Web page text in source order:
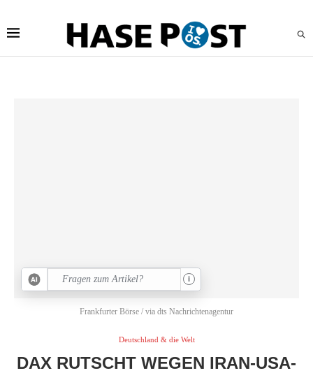
Frankfurter Börse / via dts Nachrichtenagentur
i
Deutschland & die Welt
DAX RUTSCHT WEGEN IRAN-USA-